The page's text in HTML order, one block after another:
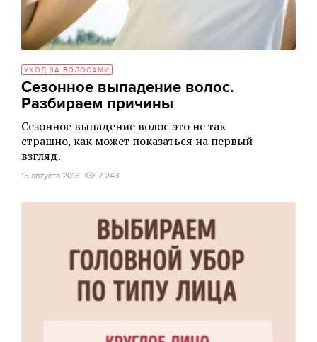
УХОД ЗА ВОЛОСАМИ
Сезонное выпадение волос.
Разбираем причины
Сезонное выпадение волос это не так
страшно, как может показаться на первый
взгляд.
15 августа 2018 7 243